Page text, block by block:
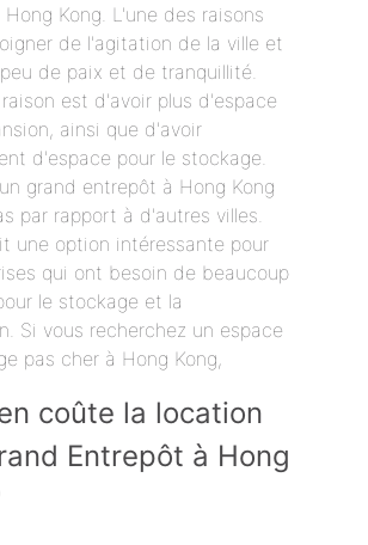
Kong. L'une des raisons
de l'agitation de la ville et
de paix et de tranquillité.
est d'avoir plus d'espace
ainsi que d'avoir
d'espace pour le stockage.
grand entrepôt à Hong Kong
par rapport à d'autres villes.
une option intéressante pour
qui ont besoin de beaucoup
le stockage et la
Si vous recherchez un espace
pas cher à Hong Kong,
coûte la location
Entrepôt à Hong